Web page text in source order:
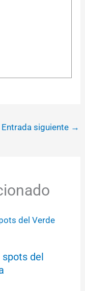
Entrada siguiente →
spots del